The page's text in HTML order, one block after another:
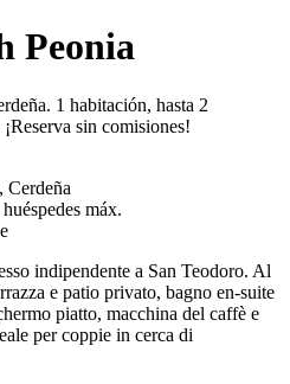
Peonia
1 habitación, hasta 2
sin comisiones!
Cerdeña
máx.
indipendente a San Teodoro. Al
e patio privato, bagno en-suite
piatto, macchina del caffè e
per coppie in cerca di